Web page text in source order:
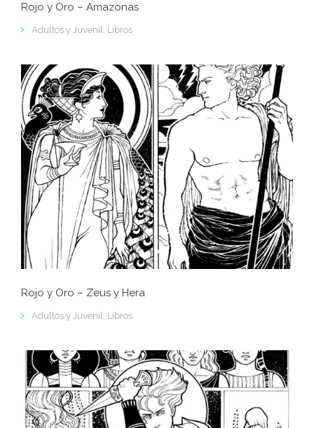
Rojo y Oro – Amazonas
Adultos y Juvenil, Libros
Rojo y Oro – Zeus y Hera
Adultos y Juvenil Libros